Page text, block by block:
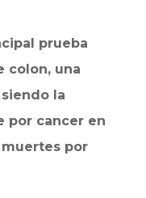
prueba
colon, una
la
por cancer en
por